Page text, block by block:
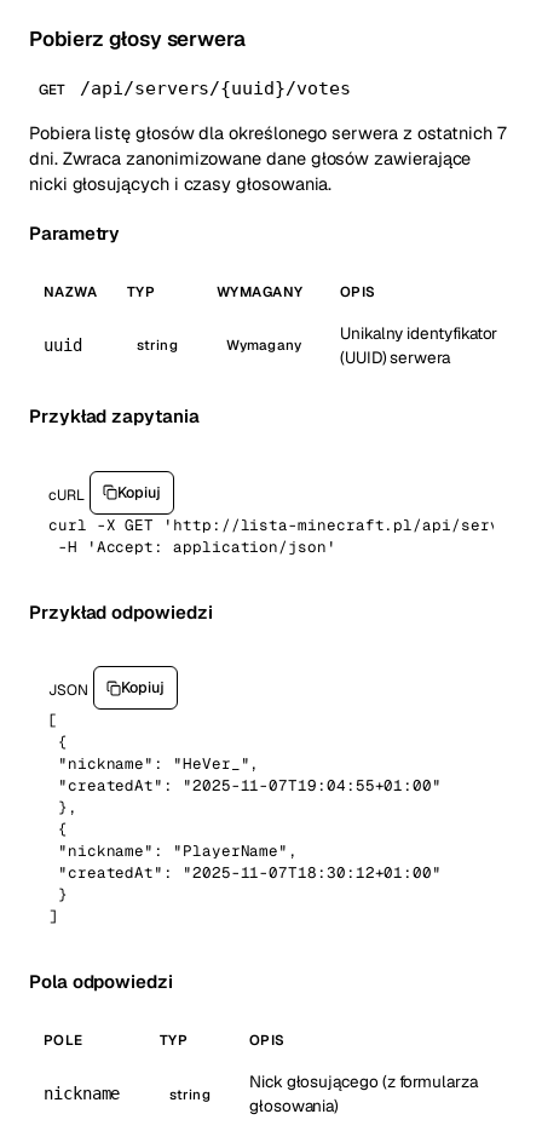
Pobierz głosy serwera
GET /api/servers/{uuid}/votes
Pobiera listę głosów dla określonego serwera z ostatnich 7
dni. Zwraca zanonimizowane dane głosów zawierające
nicki głosujących i czasy głosowania.
Parametry
NAZWA TYP WYMAGANY OPIS
uuid string Wymagany
Unikalny identyfikator
(UUID) serwera
Przykład zapytania
cURL
Kopiuj
curl -X GET 'http://lista-minecraft.pl/api/servers/
-H 'Accept: application/json'
Przykład odpowiedzi
JSON
Kopiuj
[
{
"nickname": "HeVer_",
"createdAt": "2025-11-07T19:04:55+01:00"
},
{
"nickname": "PlayerName",
"createdAt": "2025-11-07T18:30:12+01:00"
}
]
Pola odpowiedzi
POLE TYP OPIS
nickname string
Nick głosującego (z formularza
głosowania)